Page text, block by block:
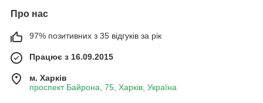
Про нас
97% позитивних з 35 відгуків за рік
Працює з 16.09.2015
м. Харків
проспект Байрона, 75, Харків, Україна